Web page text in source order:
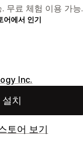
무료 체험 이용 가능.
어에서 인기
Inc.
설치
토어 보기